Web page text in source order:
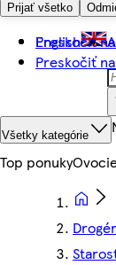
Prijať všetko
Preskočiť
Preskočiť
English
Všetky kategórie
Top ponuky